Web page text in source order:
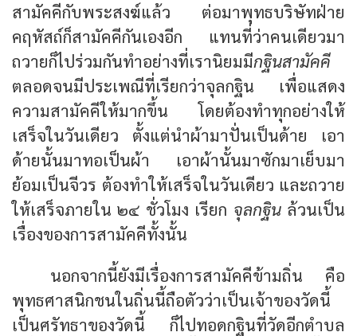
สามัคคีกับพระสงฆ์แล้ว ต่อมาพุทธบริษัทฝ่าย
คฤหัสถ์ก็สามัคคีกันเองอีก แทนที่ว่าคนเดียวมา
ถวายก็ไปร่วมกันทำอย่างที่เรานิยมมีกฐินสามัคคี
ตลอดจนมีประเพณีที่เรียกว่าจุลกฐิน เพื่อแสดง
ความสามัคคีให้มากขึ้น โดยต้องทำทุกอย่างให้
เสร็จในวันเดียว ตั้งแต่นำผ้ามาปั่นเป็นด้าย เอา
ด้ายนั้นมาทอเป็นผ้า เอาผ้านั้นมาซักมาเย็บมา
ย้อมเป็นจีวร ต้องทำให้เสร็จในวันเดียว และถวาย
ให้เสร็จภายใน ๒๔ ชั่วโมง เรียก จุลกฐินล้วนเป็น
เรื่องของการสามัคคีทั้งนั้น
นอกจากนี้ยังมีเรื่องการสามัคคีข้ามถิ่น คือ
พุทธศาสนิกชนในถิ่นนี้ถือตัวว่าเป็นเจ้าของวัดนี้
เป็นศรัทธาของวัดนี้ ก็ไปทอดกฐินที่วัดอีกตำบล